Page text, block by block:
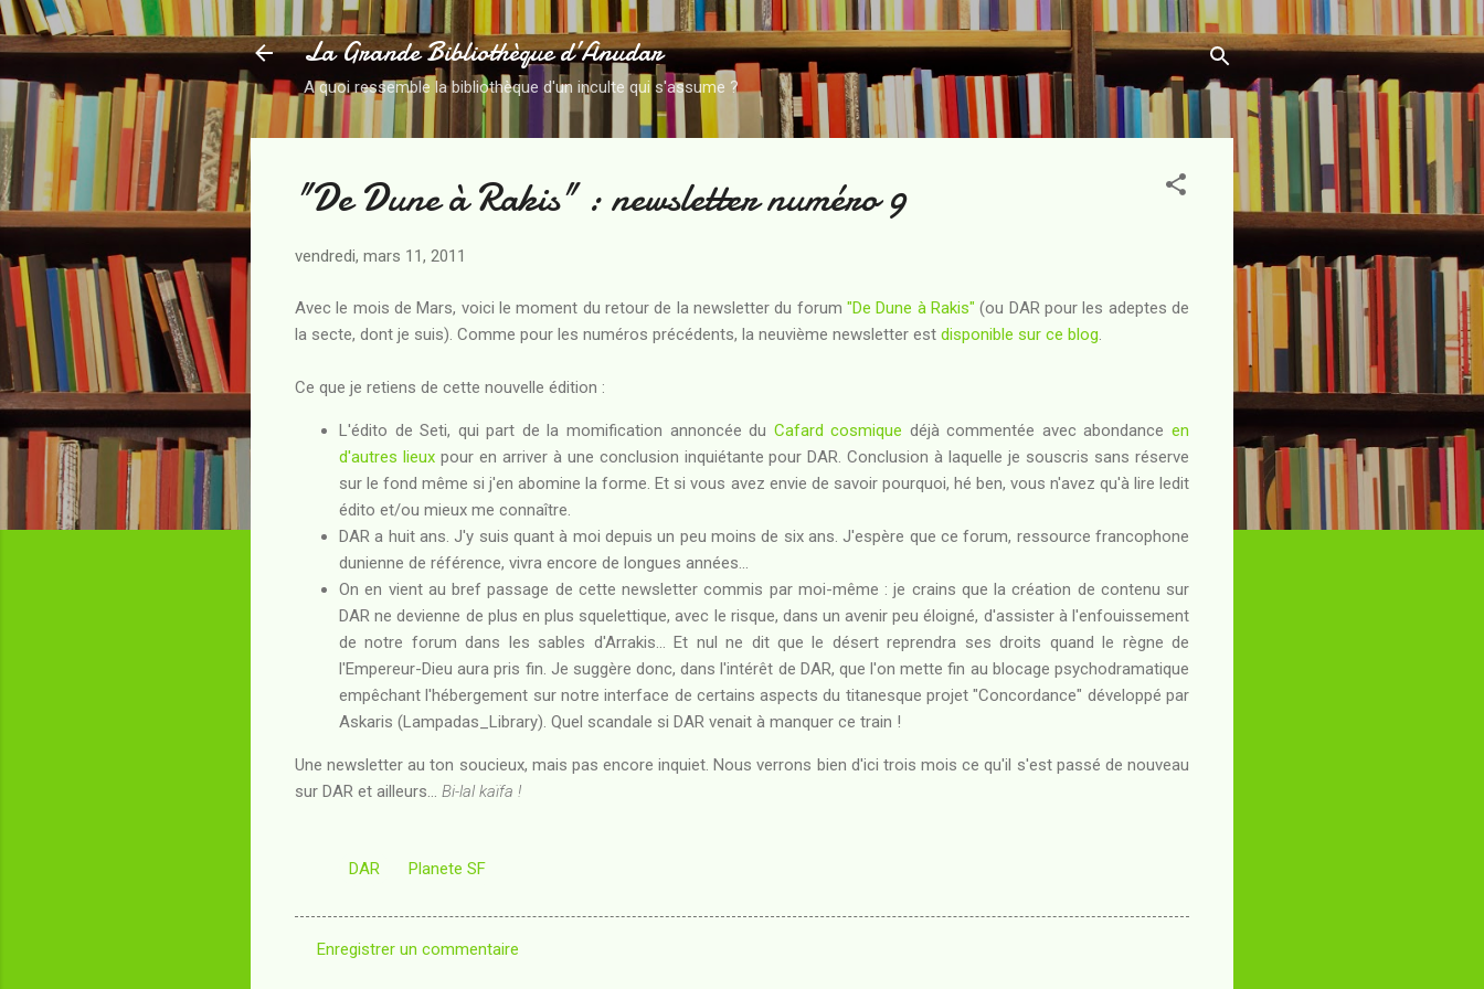
Accéder au contenu principal
La Grande Bibliothèque d’Anudar
A quoi ressemble la bibliothèque d'un inculte qui s'assume ?
"De Dune à Rakis" : newsletter numéro 9
vendredi, mars 11, 2011
Avec le mois de Mars, voici le moment du retour de la newsletter du forum "De Dune à Rakis" (ou DAR pour les adeptes de
la secte, dont je suis). Comme pour les numéros précédents, la neuvième newsletter est disponible sur ce blog
Ce que je retiens de cette nouvelle édition :
L'édito de Seti, qui part de la momification annoncée du Cafard cosmique déjà commentée avec abondance en
d'autres lieuxpour en arriver à une conclusion inquiétante pour DAR. Conclusion à laquelle je souscris sans réserve
sur le fond même si j'en abomine la forme. Et si vous avez envie de savoir pourquoi, hé ben, vous n'avez qu'à lire ledit
édito et/ou mieux me connaître.
DAR a huit ans. J'y suis quant à moi depuis un peu moins de six ans. J'espère que ce forum, ressource francophone
dunienne de référence, vivra encore de longues années...
On en vient au bref passage de cette newsletter commis par moi-même : je crains que la création de contenu sur
DAR ne devienne de plus en plus squelettique, avec le risque, dans un avenir peu éloigné, d'assister à l'enfouissement
de notre forum dans les sables d'Arrakis... Et nul ne dit que le désert reprendra ses droits quand le règne de
l'Empereur-Dieu aura pris fin. Je suggère donc, dans l'intérêt de DAR, que l'on mette fin au blocage psychodramatique
empêchant l'hébergement sur notre interface de certains aspects du titanesque projet "Concordance" développé par
Askaris (Lampadas_Library). Quel scandale si DAR venait à manquer ce train !
Une newsletter au ton soucieux, mais pas encore inquiet. Nous verrons bien d'ici trois mois ce qu'il s'est passé de nouveau
sur DAR et ailleurs...
Bi-lal kaïfa !
DAR Planete SF
Enregistrer un commentaire